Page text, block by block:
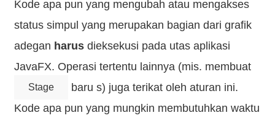
Kode apa pun yang mengubah atau mengakses
status simpul yang merupakan bagian dari grafik
adegan harusdieksekusi pada utas aplikasi
JavaFX. Operasi tertentu lainnya (mis. membuat
Stage
baru s) juga terikat oleh aturan ini.
Kode apa pun yang mungkin membutuhkan waktu